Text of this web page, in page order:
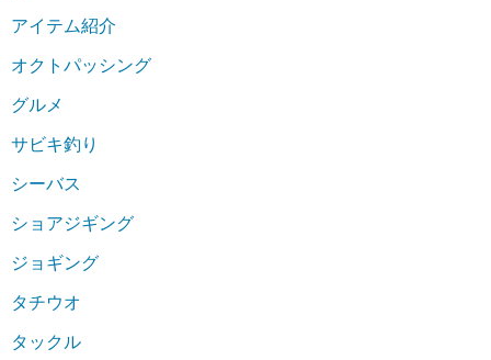
アイテム紹介
オクトパッシング
グルメ
サビキ釣り
シーバス
ショアジギング
ジョギング
タチウオ
タックル